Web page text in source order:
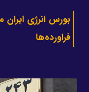
بورس انرژی
فراورده‌ها